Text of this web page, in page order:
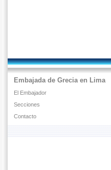
Embajada de Grecia en Lima
El Embajador
Secciones
Contacto